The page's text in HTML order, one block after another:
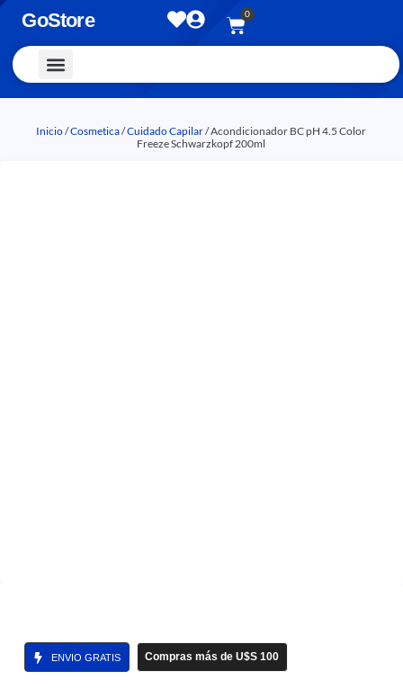
GoStore 0
Inicio/Cosmetica/Cuidado Capilar/ Acondicionador BC pH 4.5 Color
Freeze Schwarzkopf 200ml
ENVIO GRATIS Compras más de U$S 100